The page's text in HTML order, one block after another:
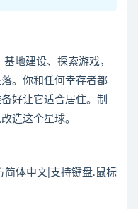
地建设、探索游戏，
。你和任何幸存者都
好让它适合居住。制
造这个星球。
体中文|支持键盘.鼠标